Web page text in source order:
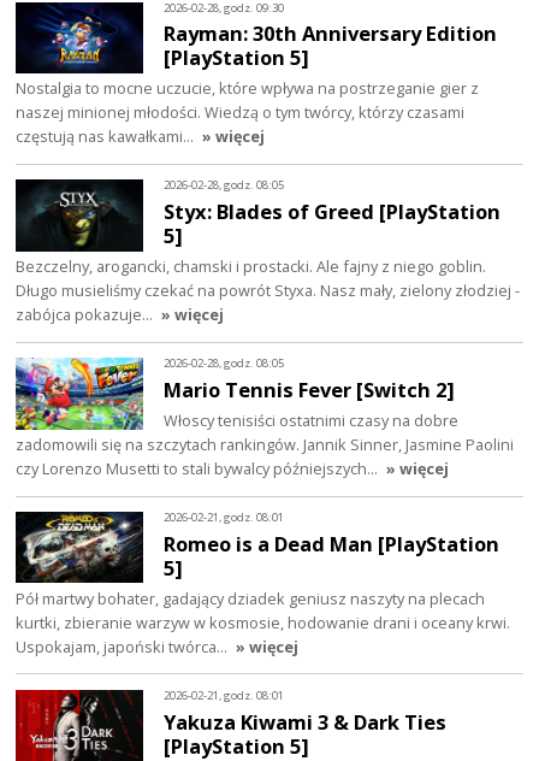
2026-02-28, godz. 09:30
Rayman: 30th Anniversary Edition
[PlayStation 5]
Nostalgia to mocne uczucie, które wpływa na postrzeganie gier z
naszej minionej młodości. Wiedzą o tym twórcy, którzy czasami
częstują nas kawałkami… » więcej
2026-02-28, godz. 08:05
Styx: Blades of Greed [PlayStation
5]
Bezczelny, arogancki, chamski i prostacki. Ale fajny z niego goblin.
Długo musieliśmy czekać na powrót Styxa. Nasz mały, zielony złodziej -
zabójca pokazuje… » więcej
2026-02-28, godz. 08:05
Mario Tennis Fever [Switch 2]
Włoscy tenisiści ostatnimi czasy na dobre
zadomowili się na szczytach rankingów. Jannik Sinner, Jasmine Paolini
czy Lorenzo Musetti to stali bywalcy późniejszych… » więcej
2026-02-21, godz. 08:01
Romeo is a Dead Man [PlayStation
5]
Pół martwy bohater, gadający dziadek geniusz naszyty na plecach
kurtki, zbieranie warzyw w kosmosie, hodowanie drani i oceany krwi.
Uspokajam, japoński twórca… » więcej
2026-02-21, godz. 08:01
Yakuza Kiwami 3 & Dark Ties
[PlayStation 5]